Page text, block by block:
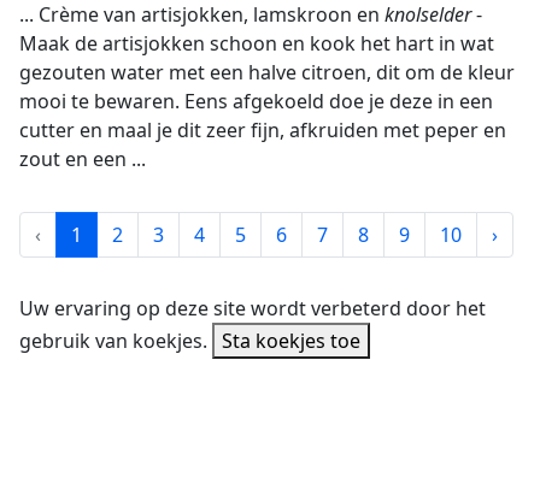
... Crème van artisjokken, lamskroon en knolselder-
Maak de artisjokken schoon en kook het hart in wat
gezouten water met een halve citroen, dit om de kleur
mooi te bewaren. Eens afgekoeld doe je deze in een
cutter en maal je dit zeer fijn, afkruiden met peper en
zout en een ...
‹ 1 2 3 4 5 6 7 8 9 10 ›
Uw ervaring op deze site wordt verbeterd door het
gebruik van koekjes. Sta koekjes toe